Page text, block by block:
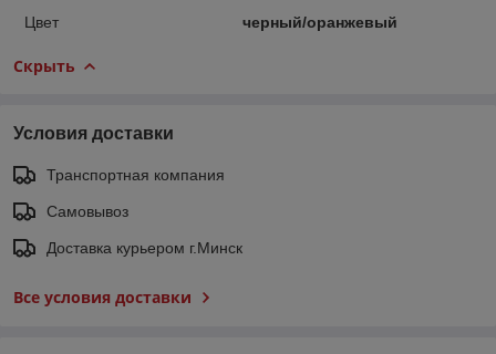
Цвет
черный/оранжевый
Скрыть
Условия доставки
Транспортная компания
Самовывоз
Доставка курьером г.Минск
Все условия доставки